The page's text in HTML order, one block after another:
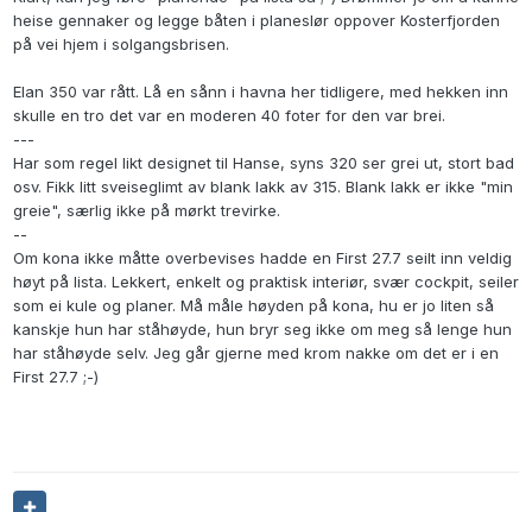
heise gennaker og legge båten i planeslør oppover Kosterfjorden
på vei hjem i solgangsbrisen.
Elan 350 var rått. Lå en sånn i havna her tidligere, med hekken inn
skulle en tro det var en moderen 40 foter for den var brei.
---
Har som regel likt designet til Hanse, syns 320 ser grei ut, stort bad
osv. Fikk litt sveiseglimt av blank lakk av 315. Blank lakk er ikke "min
greie", særlig ikke på mørkt trevirke.
--
Om kona ikke måtte overbevises hadde en First 27.7 seilt inn veldig
høyt på lista. Lekkert, enkelt og praktisk interiør, svær cockpit, seiler
som ei kule og planer. Må måle høyden på kona, hu er jo liten så
kanskje hun har ståhøyde, hun bryr seg ikke om meg så lenge hun
har ståhøyde selv. Jeg går gjerne med krom nakke om det er i en
First 27.7 ;-)